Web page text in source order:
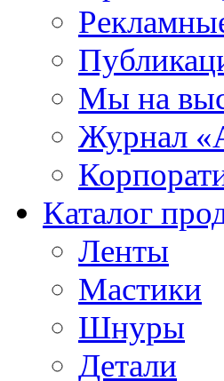
Мы на
Журнал
Каталог
Ленты
Мастики
Шнуры
Детали